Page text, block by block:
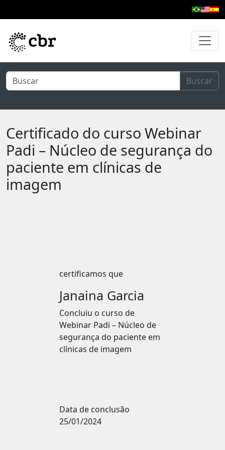
Buscar
Certificado do curso Webinar
Padi – Núcleo de segurança do
paciente em clínicas de
imagem
certificamos que
Janaina Garcia
Concluiu o curso de
Webinar Padi – Núcleo de
segurança do paciente em
clínicas de imagem
Data de conclusão
25/01/2024